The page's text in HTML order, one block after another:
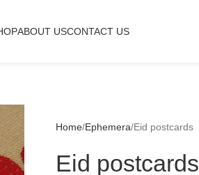
ABOUT USCONTACT US
Home Ephemera Eid postcards
Eid postcards